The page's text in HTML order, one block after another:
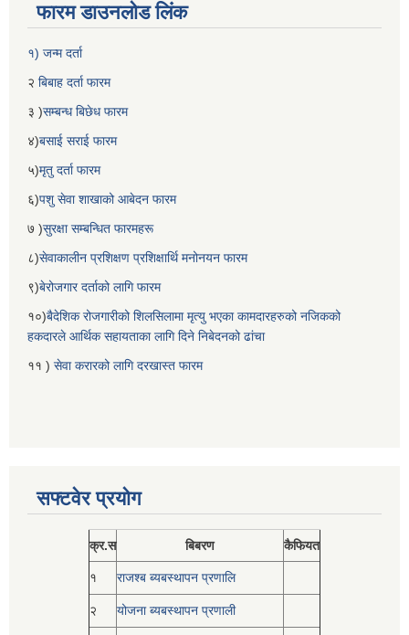
फारम डाउनलोड लिंक
१) जन्म दर्ता
२ बिबाह दर्ता फारम
३ )सम्बन्ध बिछेध फारम
४)बसाई सराई फारम
५)मृतु दर्ता फारम
६)पशु सेवा शाखाको आबेदन फारम
७ )सुरक्षा सम्बन्धित फारमहरू
८)सेवाकालीन प्रशिक्षण प्रशिक्षार्थि मनोनयन फारम
९)बेरोजगार दर्ताको लागि फारम
१०)बैदेशिक रोजगारीको शिलसिलामा मृत्यु भएका कामदारहरुको नजिकको
हकदारले आर्थिक सहायताका लागि दिने निबेदनको ढांचा
११ ) सेवा करारको लागि दरखास्त फारम
सफ्टवेर प्रयोग
क्र.स बिबरण कैफियत
१ राजश्ब ब्यबस्थापन प्रणालि
२ योजना ब्यबस्थापन प्रणाली